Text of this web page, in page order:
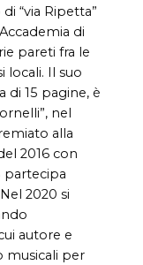
“via Ripetta”
di
pareti fra le
locali. Il suo
15 pagine, è
nel
alla
2016 con
partecipa
2020 si
autore e
musicali per